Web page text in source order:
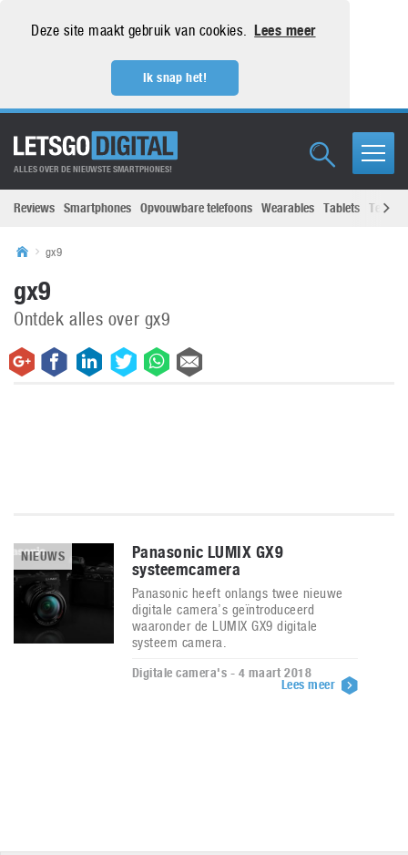
Deze site maakt gebruik van cookies. Lees meer
Ik snap het!
ALLES OVER DE NIEUWSTE SMARTPHONES!
Reviews Smartphones Opvouwbare telefoons Wearables Tablets
gx9
gx9
Ontdek alles over gx9
NIEUWS
Panasonic LUMIX GX9
systeemcamera
Panasonic heeft onlangs twee nieuwe
digitale camera’s geïntroduceerd
waaronder de LUMIX GX9 digitale
systeem camera.
Digitale camera's - 4 maart 2018
Lees meer